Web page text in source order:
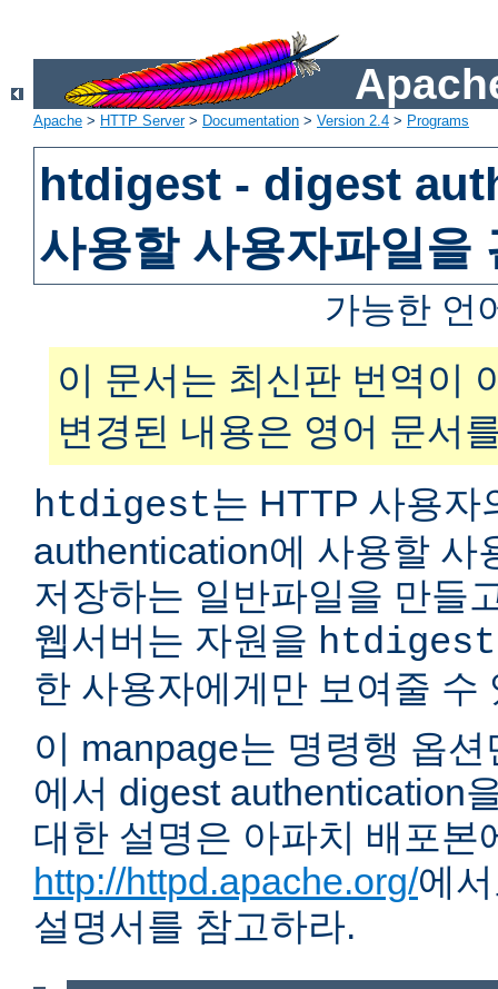
Apache > HTTP Server> Documentation > Version 2.4 > Programs
htdigest - digest
사용할 사용자파일을
가능한 언
이 문서는 최신판 번역이
변경된 내용은 영어 문서
htdigest는 HTTP 사용자
authentication에 사용할 사
저장하는 일반파일을 만들
웹서버는 자원을 htdigest
한 사용자에게만 보여줄 수
이 manpage는 명령행 옵
에서 digest authentication
대한 설명은 아파치 배포본
http://httpd.apache.org/에
설명서를 참고하라.